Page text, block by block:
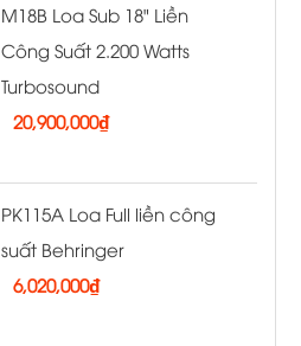
M18B Loa Sub 18" Liền
Công Suất 2.200 Watts
Turbosound
20,900,000₫
PK115A Loa Full liền công
suất Behringer
6,020,000₫